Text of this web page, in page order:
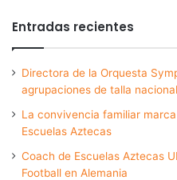
Entradas recientes
Directora de la Orquesta
agrupaciones de talla
La convivencia familiar
Escuelas Aztecas
Coach de Escuelas Aztecas
Football en Alemania